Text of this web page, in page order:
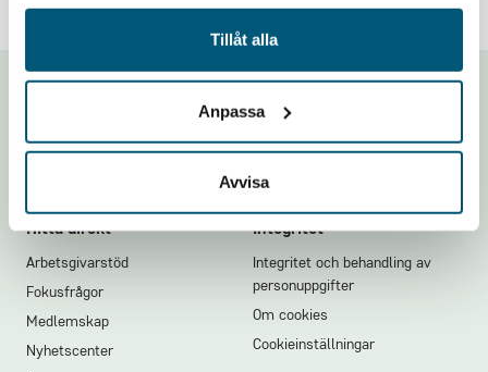
Tillåt alla
Anpassa
Avvisa
Hitta direkt
Arbetsgivarstöd
Fokusfrågor
Medlemskap
Nyhetscenter
Integritet
Integritet och behandling av
personuppgifter
Om cookies
Cookieinställningar